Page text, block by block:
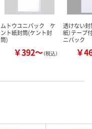
ムトウユニパック ケ
ント紙封筒(ケント封
筒)
￥392～（税込）
透けない封
紙）テープ
ニパック
￥